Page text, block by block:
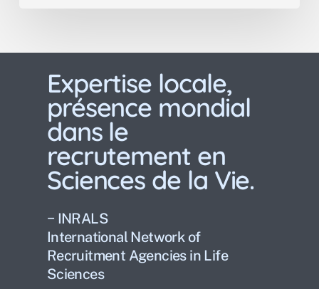
Expertise locale,
présence mondial
dans le
recrutement en
Sciences de la Vie.
− INRALS
International Network of
Recruitment Agencies in Life
Sciences